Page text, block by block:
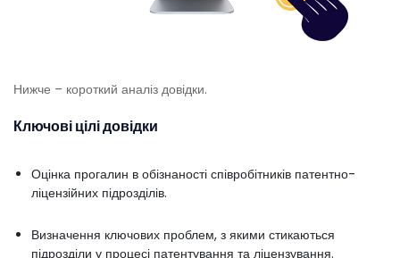
Нижче – короткий аналіз довідки.
Ключові цілі довідки
Оцінка прогалин в обізнаності співробітників патентно-
ліцензійних підрозділів.
Визначення ключових проблем, з якими стикаються
підрозділи у процесі патентування та ліцензування.